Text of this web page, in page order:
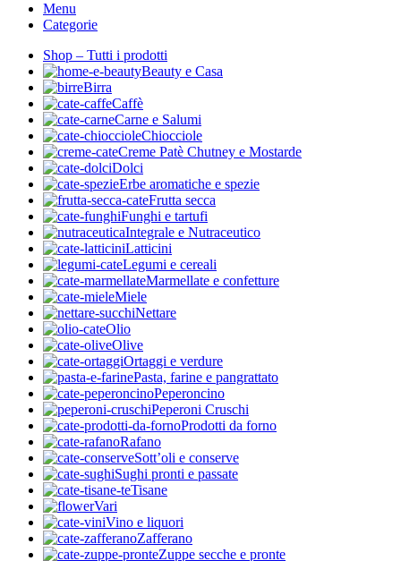
Menu
Categorie
Shop – Tutti i prodotti
Beauty e Casa
Birra
Caffè
Carne e Salumi
Chiocciole
Creme Patè Chutney e Mostarde
Dolci
Erbe aromatiche e spezie
Frutta secca
Funghi e tartufi
Integrale e Nutraceutico
Latticini
Legumi e cereali
Marmellate e confetture
Miele
Nettare
Olio
Olive
Ortaggi e verdure
Pasta, farine e pangrattato
Peperoncino
Peperoni Cruschi
Prodotti da forno
Rafano
Sott’oli e conserve
Sughi pronti e passate
Tisane
Vari
Vino e liquori
Zafferano
Zuppe secche e pronte